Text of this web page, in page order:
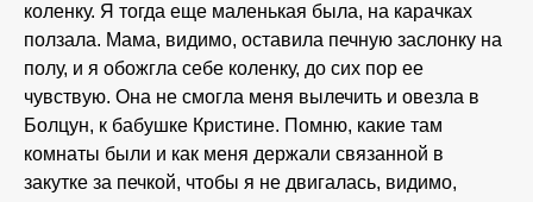
коленку. Я тогда еще маленькая была, на карачках
ползала. Мама, видимо, оставила печную заслонку на
полу, и я обожгла себе коленку, до сих пор ее
чувствую. Она не смогла меня вылечить и овезла в
Болцун, к бабушке Кристине. Помню, какие там
комнаты были и как меня держали связанной в
закутке за печкой, чтобы я не двигалась, видимо,